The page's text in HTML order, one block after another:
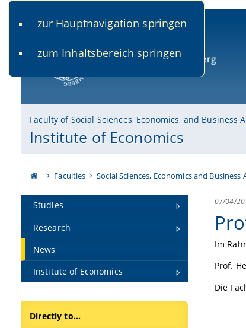
zur Hauptnavigation springen
zum Inhaltsbereich springen
Faculty of Social Sciences, Economics, and Business
Institute of Economics
Faculties Social Sciences, Economics and
Studies
Research
News
Institute of Economics
Directly to...
07/04/
Im
Prof.
Die